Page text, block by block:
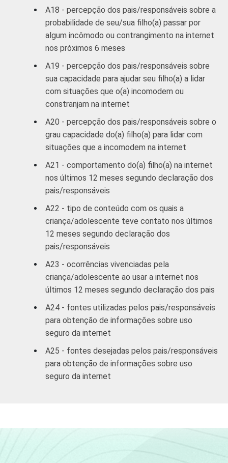
A18 - percepção dos pais/responsáveis sobre a
probabilidade de seu/sua filho(a) passar por
algum incômodo ou contrangimento na internet
nos próximos 6 meses
A19 - percepção dos pais/responsáveis sobre
sua capacidade para ajudar seu filho(a) a lidar
com situações que o(a) incomodem ou
constranjam na internet
A20 - percepção dos pais/responsáveis sobre o
grau capacidade do(a) filho(a) para lidar com
situações que a incomodem na internet
A21 - comportamento do(a) filho(a) na internet
nos últimos 12 meses segundo declaração dos
pais/responsáveis
A22 - tipo de conteúdo com os quais a
criança/adolescente teve contato nos últimos
12 meses segundo declaração dos
pais/responsáveis
A23 - ocorrências vivenciadas pela
criança/adolescente ao usar a internet nos
últimos 12 meses segundo declaração dos pais
A24 - fontes utilizadas pelos pais/responsáveis
para obtenção de informações sobre uso
seguro da internet
A25 - fontes desejadas pelos pais/responsáveis
para obtenção de informações sobre uso
seguro da internet